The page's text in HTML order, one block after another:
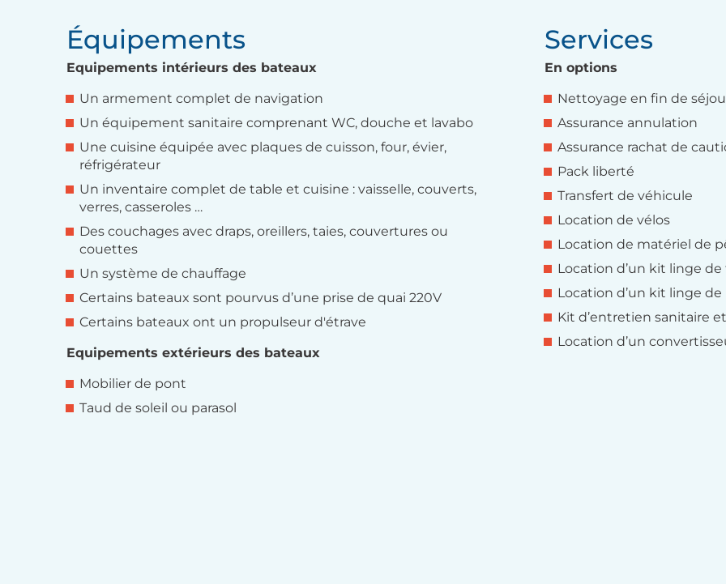
Équipements
Equipements intérieurs des bateaux
Un armement complet de navigation
Un équipement sanitaire comprenant WC, douche et lavabo
Une cuisine équipée avec plaques de cuisson, four, évier,
réfrigérateur
Un inventaire complet de table et cuisine : vaisselle, couverts,
verres, casseroles …
Des couchages avec draps, oreillers, taies, couvertures ou
couettes
Un système de chauffage
Certains bateaux sont pourvus d’une prise de quai 220V
Certains bateaux ont un propulseur d'étrave
Equipements extérieurs des bateaux
Mobilier de pont
Taud de soleil ou parasol
Services
En options
Nettoyage en fin de
Assurance annulation
Assurance rachat de
Pack liberté
Transfert de véhicule
Location de vélos
Location de matériel de
Location d’un kit linge
Location d’un kit linge
Kit d’entretien sanitaire
Location d’un